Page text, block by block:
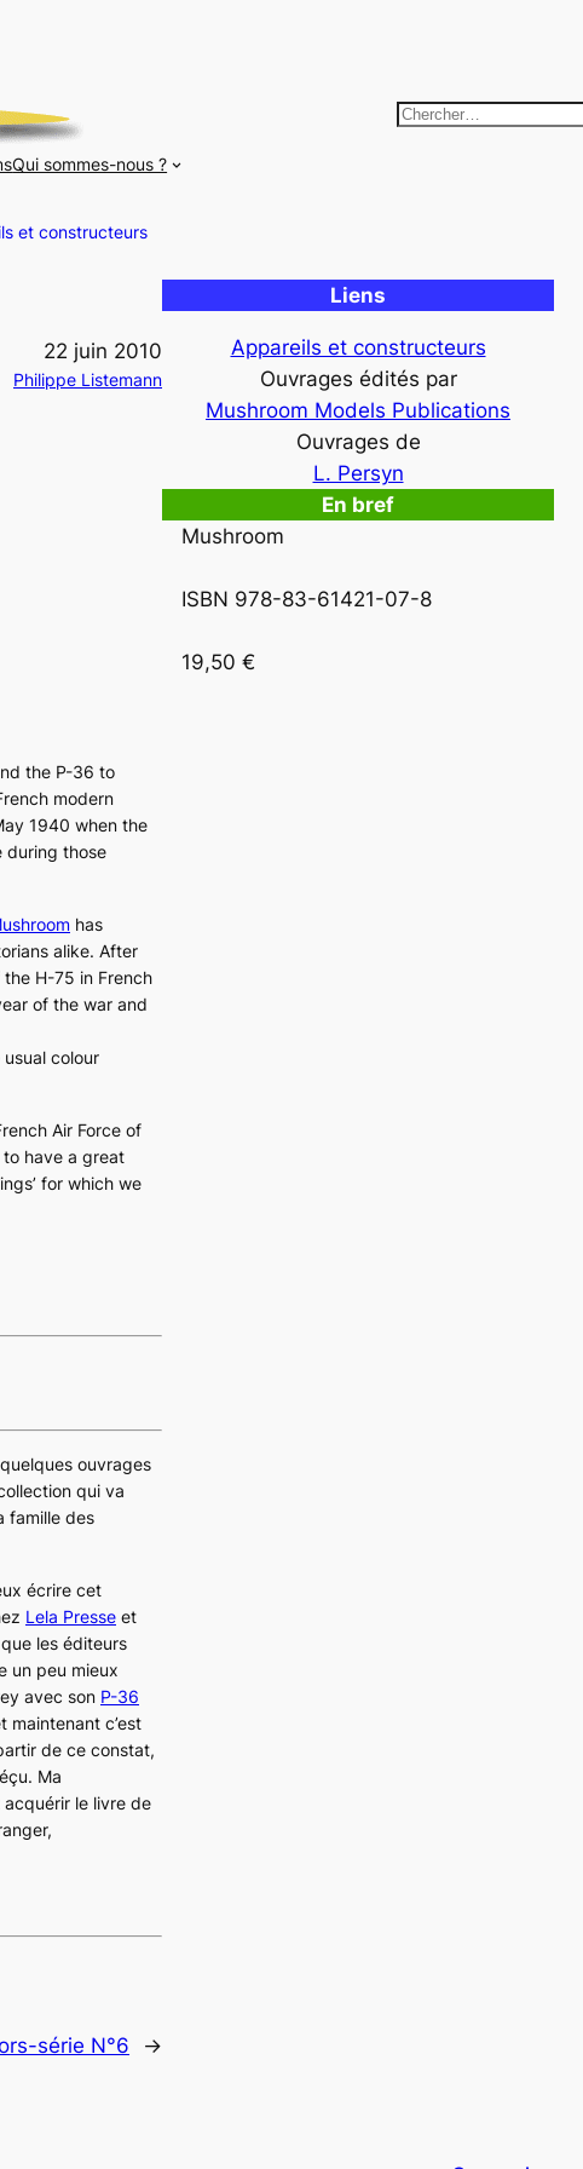
Qui sommes-nous ?
R
r
c
h
r
et constructeurs
22 juin 2010
Philippe Listemann
the P-36 to
modern
1940 when the
during those
has
alike. After
the H-75 in French
of the war and
colour
Air Force of
have a great
for which we
ouvrages
qui va
famille des
écrire cet
Lela Presse et
les éditeurs
un peu mieux
avec son P-36
maintenant c’est
de ce constat,
Ma
le livre de
série N°6 →
Liens
Appareils et constructeurs
Ouvrages édités par
Mushroom Models Publications
Ouvrages de
L. Persyn
En bref
Mushroom
ISBN 978-83-61421-07-8
19,50 €